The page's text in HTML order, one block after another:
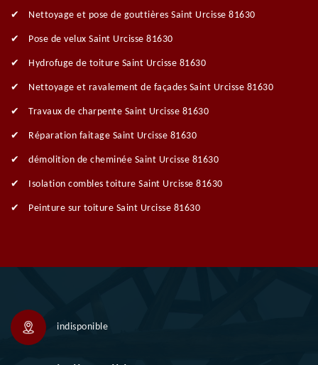
Nettoyage et pose de gouttières Saint Urcisse 81630
Pose de velux Saint Urcisse 81630
Hydrofuge de toiture Saint Urcisse 81630
Nettoyage et ravalement de façades Saint Urcisse 81630
Travaux de charpente Saint Urcisse 81630
Réparation faitage Saint Urcisse 81630
démolition de cheminée Saint Urcisse 81630
Isolation combles toiture Saint Urcisse 81630
Peinture sur toiture Saint Urcisse 81630
indisponible